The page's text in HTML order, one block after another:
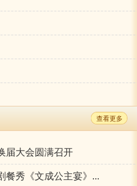
台坍塌事故教训
聘启事
考前培训的通知》
查看更多
届大会圆满召开
餐秀《文成公主宴》...